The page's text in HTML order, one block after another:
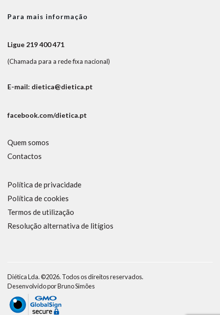
Para mais informação
Ligue 219 400 471
(Chamada para a rede fixa nacional)
E-mail: dietica@dietica.pt
facebook.com/dietica.pt
Quem somos
Contactos
Política de privacidade
Política de cookies
Termos de utilização
Resolução alternativa de litígios
Diética Lda. ©2026. Todos os direitos reservados.
Desenvolvido porBruno Simões